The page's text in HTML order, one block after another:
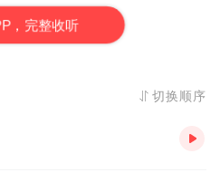
P，完整收听
切换顺序